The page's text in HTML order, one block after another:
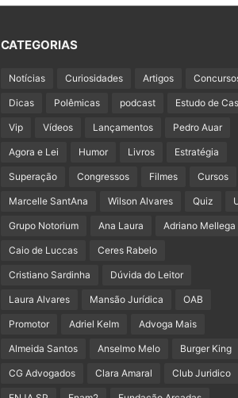
CATEGORIAS
Notícias Curiosidades Artigos
Dicas Polêmicas podcast Estudo de
Vip Vídeos Lançamentos Pedro Auar
Agora e Lei Humor Livros Estratégia
Superação Congressos Filmes Cursos
Marcelle SantAna Wilson Alvares Quiz
Grupo Notorium Ana Laura Adriano Mellega
Caio de Luccas Ceres Rabelo
Cristiano Sardinha Dúvida do Leitor
Laura Alvares Mansão Jurídica OAB
Promotor Adriel Kelm Advoga Mais
Almeida Santos Anselmo Melo Burger King
CG Advogados Clara Amaral Club Juridico